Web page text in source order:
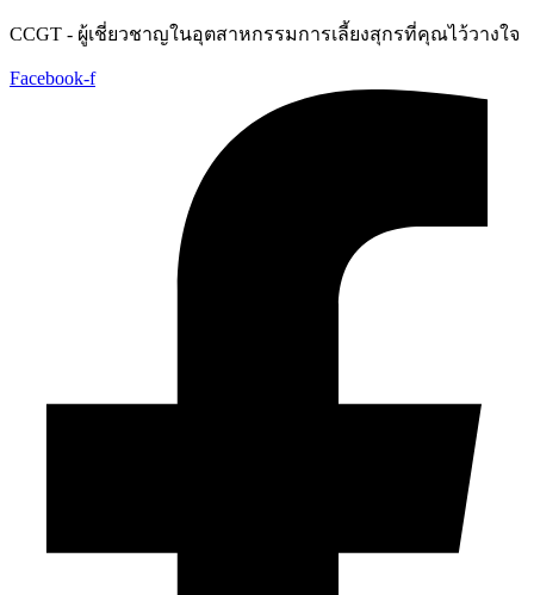
Skip
content
CCGT - ผู้เชี่ยวชาญในอุตสาหกรรมการเลี้ยงสุกรที่คุณไว้วางใจ
Facebook-f